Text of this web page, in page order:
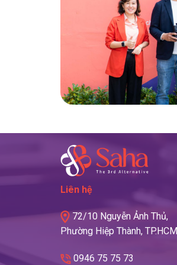
Liên hệ
72/10 Nguyễn Ảnh Thủ,
Phường Hiệp Thành, TP.HCM
0946 75 75 73